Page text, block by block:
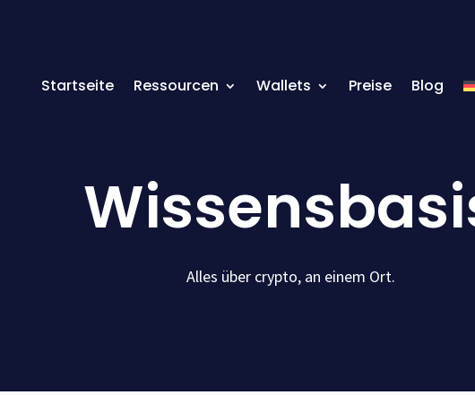
Startseite Ressourcen Wallets Preise Blog
Alles über crypto, an einem Ort.